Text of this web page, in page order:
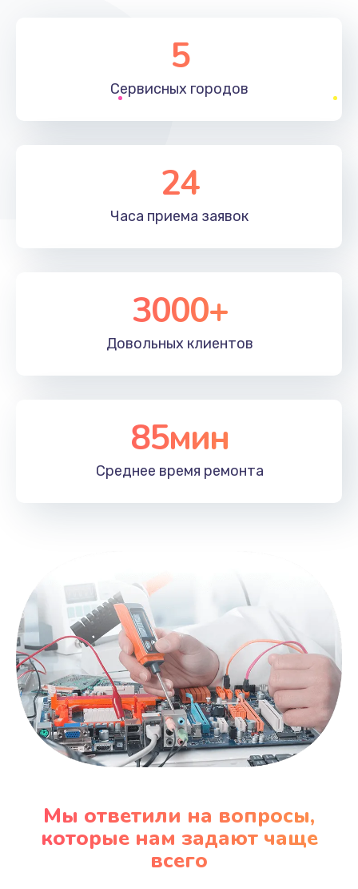
5
Сервисных городов
24
Часа приема заявок
3000+
Довольных клиентов
85мин
Среднее время ремонта
Мы ответили на вопросы,
которые нам задают чаще
всего